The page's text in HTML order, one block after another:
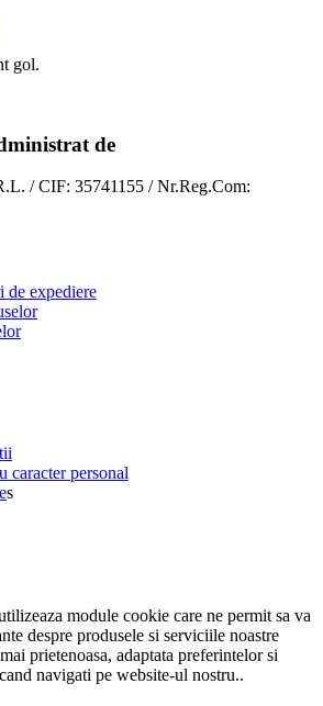
gol.
de
/ CIF: 35741155 / Nr.Reg.Com:
de expediere
caracter personal
s
module cookie care ne permit sa va
despre produsele si serviciile noastre
prietenoasa, adaptata preferintelor si
navigati pe website-ul nostru..